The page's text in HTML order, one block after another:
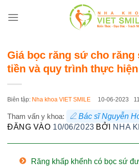
qua
Giá bọc răng sứ cho răng
tiền và quy trình thực
Biên tập: Nha khoa VIET SMILE 10-06-2023
Tham vấn y khoa:
Bác sĩ Nguyễn
ĐĂNG VÀO 10/06/2023 BỞI NHA
Răng khấp khểnh có bọc sứ